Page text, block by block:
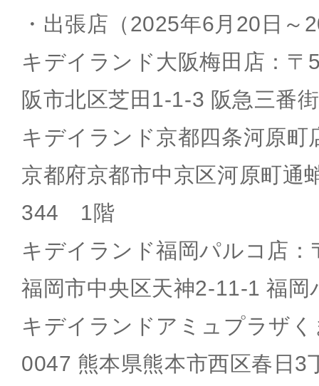
・出張店（2025年6月20日～
キデイランド大阪梅田店：〒
阪市北区芝田1-1-3 阪急三番
キデイランド京都四条河原
京都府京都市中京区河原町通
344 1階
キデイランド福岡パルコ店
福岡市中央区天神2-11-1 福岡
キデイランドアミュプラザ
0047 熊本県熊本市西区春日3